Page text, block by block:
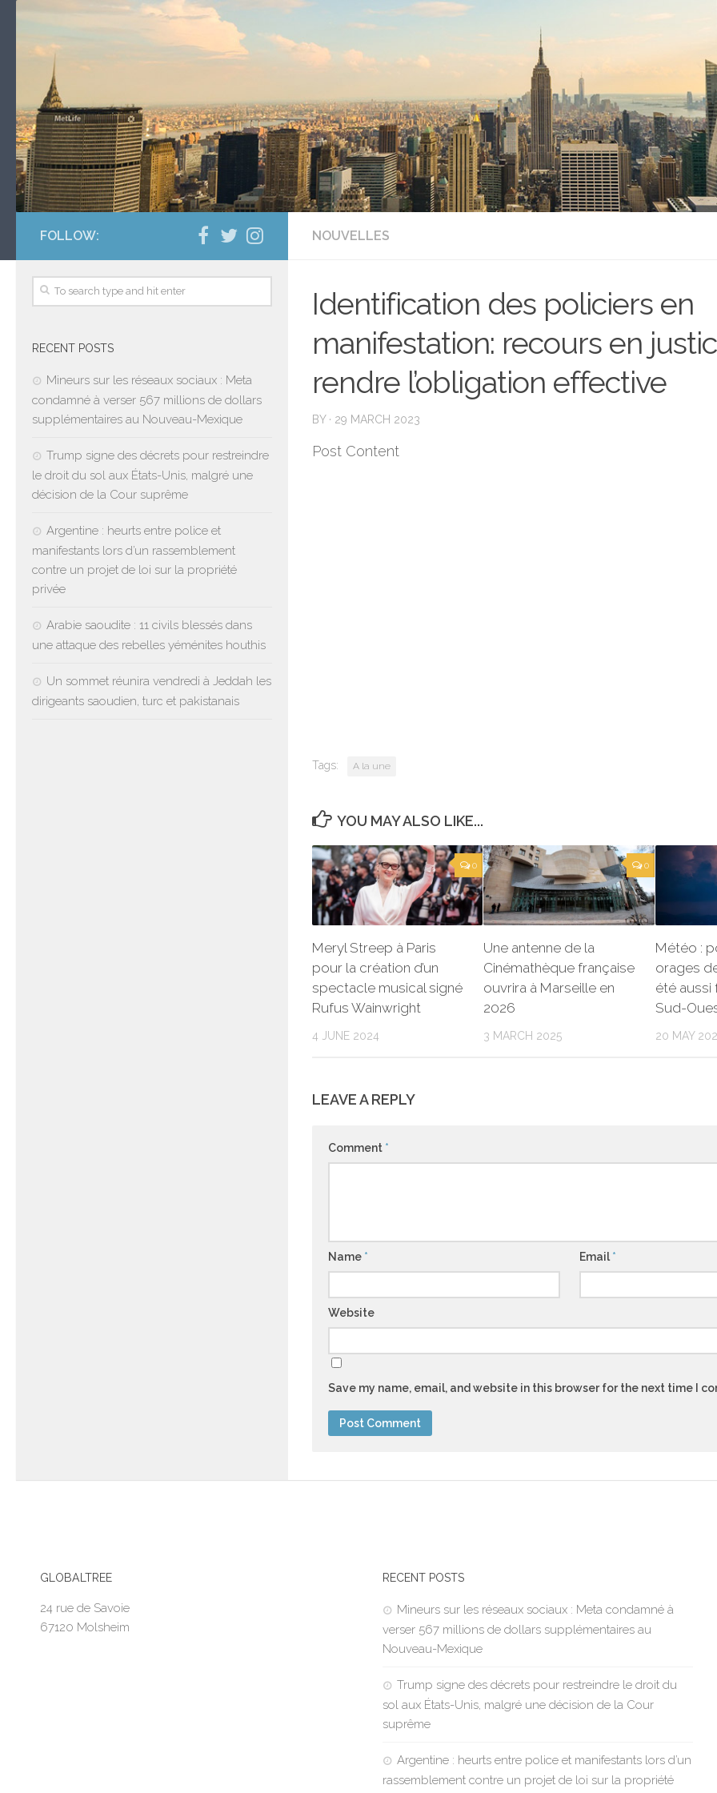
NOUVELLES
Identification des policiers en
manifestation: recours en
rendre l’obligation effective
BY · 29 MARCH 2023
Post Content
Tags: A la une
YOU MAY ALSO LIKE...
0
Meryl Streep à Paris
pour la création d’un
spectacle musical signé
Rufus Wainwright
4 JUNE 2024
0
Une antenne de la
Cinémathèque française
ouvrira à Marseille en
2026
3 MARCH 2025
Météo :
orages
été aussi
Sud-
20 MAY
LEAVE A REPLY
Comment *
Name * Email*
Website
Save my name, email, and website in this browser for the next time I
FOLLOW:
RECENT POSTS
Mineurs sur les réseaux sociaux : Meta
condamné à verser 567 millions de dollars
supplémentaires au Nouveau-Mexique
Trump signe des décrets pour restreindre
le droit du sol aux États-Unis, malgré une
décision de la Cour suprême
Argentine : heurts entre police et
manifestants lors d’un rassemblement
contre un projet de loi sur la propriété
privée
Arabie saoudite : 11 civils blessés dans
une attaque des rebelles yéménites houthis
Un sommet réunira vendredi à Jeddah les
dirigeants saoudien, turc et pakistanais
GLOBALTREE
24 rue de Savoie
67120 Molsheim
RECENT POSTS
Mineurs sur les réseaux sociaux : Meta condamné à
verser 567 millions de dollars supplémentaires au
Nouveau-Mexique
Trump signe des décrets pour restreindre le droit du
sol aux États-Unis, malgré une décision de la Cour
suprême
Argentine : heurts entre police et manifestants lors d’un
rassemblement contre un projet de loi sur la propriété